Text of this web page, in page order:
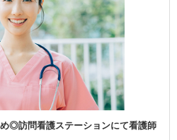
め◎訪問看護ステーションにて看護師